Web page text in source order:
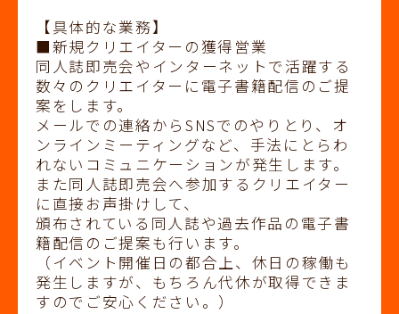
【具体的な業務】
■新規クリエイターの獲得営業
同人誌即売会やインターネットで活躍する
数々のクリエイターに電子書籍配信のご提
案をします。
メールでの連絡からSNSでのやりとり、オ
ンラインミーティングなど、手法にとらわ
れないコミュニケーションが発生します。
また同人誌即売会へ参加するクリエイター
に直接お声掛けして、
頒布されている同人誌や過去作品の電子書
籍配信のご提案も行います。
（イベント開催日の都合上、休日の稼働も
発生しますが、もちろん代休が取得できま
すのでご安心ください。）